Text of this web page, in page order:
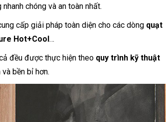
chóng và an toàn nhất.
cấp giải pháp toàn diện cho các dòng quạt
Hot+Cool…
đều được thực hiện theo quy trình kỹ thuật
bền bỉ hơn.